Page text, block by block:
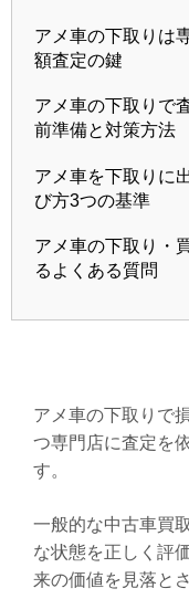
アメ車の下取りは
額査定の鍵
アメ車の下取りで
前準備と対策方法
アメ車を下取りに
び方3つの基準
アメ車の下取り・
るよくある質問
アメ車の下取りで
つ専門店に査定を
す。
一般的な中古車買
な状態を正しく評
来の価値を見落と